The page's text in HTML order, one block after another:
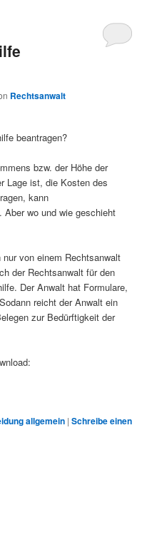
Rechtsanwalt
beantragen?
bzw. der Höhe der
Lage ist, die Kosten des
kann
Aber wo und wie geschieht
von einem Rechtsanwalt
der Rechtsanwalt für den
Der Anwalt hat Formulare,
reicht der Anwalt ein
zur Bedürftigkeit der
allgemein |Schreibe einen